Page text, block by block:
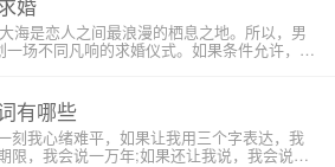
是恋人之间最浪漫的栖息之地。所以，男
场不同凡响的求婚仪式。如果条件允许，大
有哪些
我心绪难平，如果让我用三个字表达，我
限，我会说一万年;如果还让我说，我会说嫁